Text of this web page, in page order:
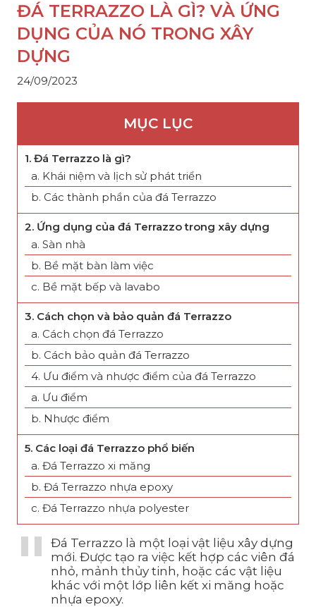
ĐÁ TERRAZZO LÀ GÌ? VÀ ỨNG
DỤNG CỦA NÓ TRONG XÂY
DỰNG
24/09/2023
MỤC LỤC
1. Đá Terrazzo là gì?
a. Khái niệm và lịch sử phát triển
b. Các thành phần của đá Terrazzo
2. Ứng dụng của đá Terrazzo trong xây dựng
a. Sàn nhà
b. Bề mặt bàn làm việc
c. Bề mặt bếp và lavabo
3. Cách chọn và bảo quản đá Terrazzo
a. Cách chọn đá Terrazzo
b. Cách bảo quản đá Terrazzo
4. Ưu điểm và nhược điểm của đá Terrazzo
a. Ưu điểm
b. Nhược điểm
5. Các loại đá Terrazzo phổ biến
a. Đá Terrazzo xi măng
b. Đá Terrazzo nhựa epoxy
c. Đá Terrazzo nhựa polyester
Đá Terrazzo là một loại vật liệu xây dựng
mới. Được tạo ra việc kết hợp các viên đá
nhỏ, mảnh thủy tinh, hoặc các vật liệu
khác với một lớp liên kết xi măng hoặc
nhựa epoxy.